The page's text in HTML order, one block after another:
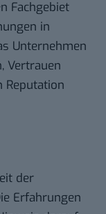
Fachgebiet
in
Unternehmen
Vertrauen
Reputation
der
Erfahrungen